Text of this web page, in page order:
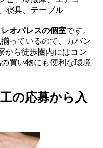
寝具、テーブル
レオパレスの個室です。
っているので、カバン
から徒歩圏内にはコン
買い物にも便利な環境
の応募から入